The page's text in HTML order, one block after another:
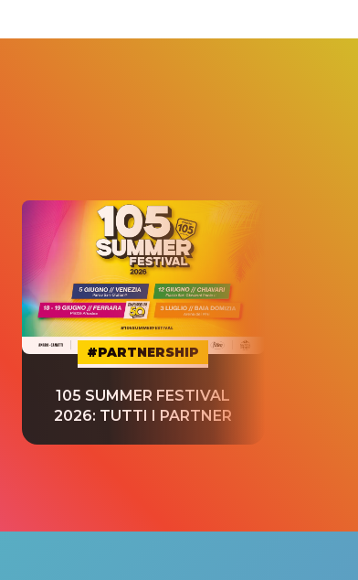
#PARTNERSHIP
105 SUMMER FESTIVAL
2026: TUTTI I PARTNER